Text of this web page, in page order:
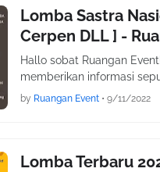
Lomba Sastra
Cerpen DLL ] -
Hallo sobat Ruangan
memberikan informasi
by Ruangan Event • 9/11/2022
Lomba Terbaru